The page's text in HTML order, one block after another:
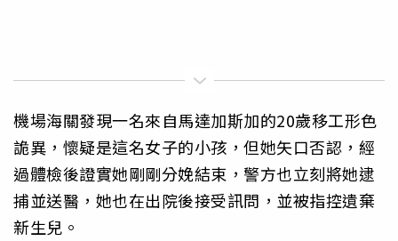
機場海關發現一名來自馬達加斯加的20歲移工形色
詭異，懷疑是這名女子的小孩，但她矢口否認，經
過體檢後證實她剛剛分娩結束，警方也立刻將她逮
捕並送醫，她也在出院後接受訊問，並被指控遺棄
新生兒。